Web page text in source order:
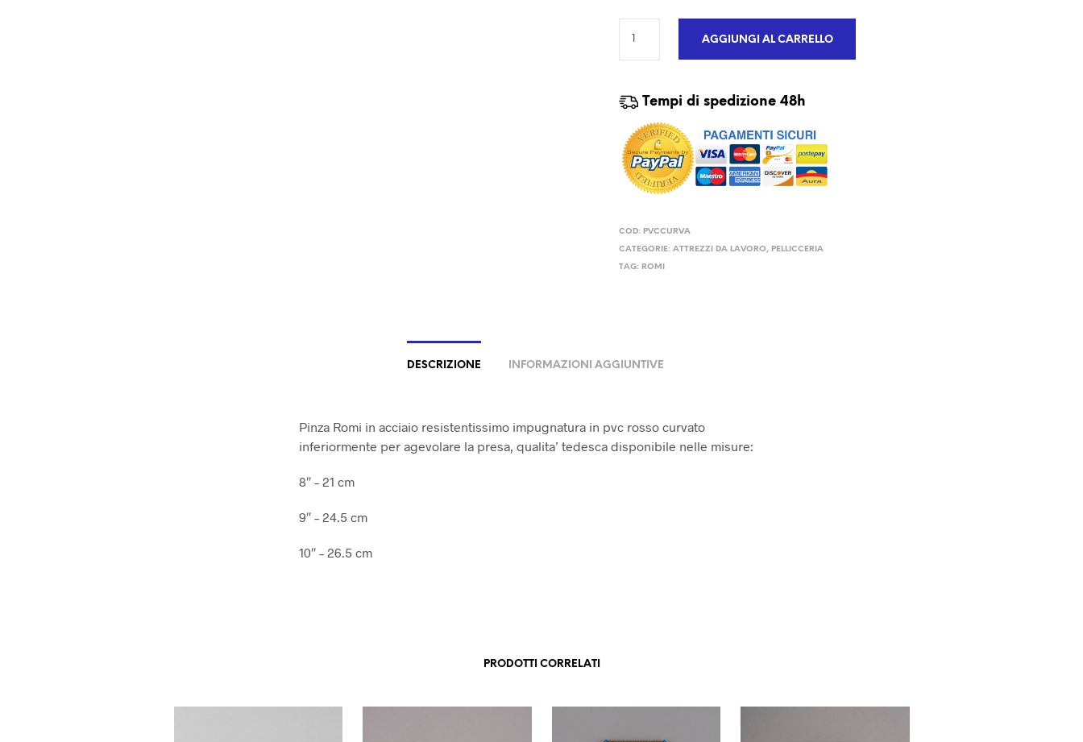
AGGIUNGI AL CARRELLO
Tempi di spedizione 48h
COD: PVCCURVA
CATEGORIE:ATTREZZI DA LAVORO, PELLICCERIA
TAG: ROMI
DESCRIZIONE INFORMAZIONI AGGIUNTIVE
Pinza Romi in acciaio resistentissimo impugnatura in pvc rosso curvato
inferiormente per agevolare la presa, qualita’ tedesca disponibile nelle misure:
8″ – 21 cm
9″ – 24.5 cm
10″ – 26.5 cm
PRODOTTI CORRELATI